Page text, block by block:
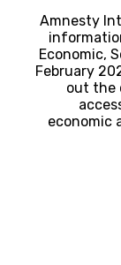
Amnesty
Economic,
February
out the
economic